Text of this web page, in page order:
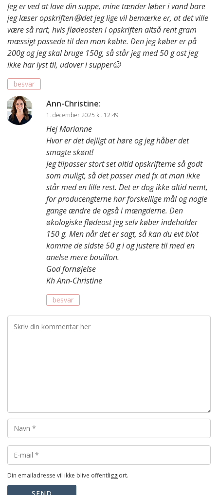
Jeg er ved at lave din suppe, mine tænder løber i vand bare
jeg læser opskriften😆det jeg lige vil bemærke er, at det ville
være så rart, hvis flødeosten i opskriften altså rent gram
mæssigt passede til den man købte. Den jeg køber er på
200g og jeg skal bruge 150g, så står jeg med 50 g ost jeg
ikke har lyst til, udover i supper🥴
besvar
Ann-Christine:
1. december 2025 kl. 12:49
Hej Marianne
Hvor er det dejligt at høre og jeg håber det
smagte skønt!
Jeg tilpasser stort set altid opskrifterne så godt
som muligt, så det passer med fx at man ikke
står med en lille rest. Det er dog ikke altid nemt,
for producengterne har forskellige mål og nogle
gange ændre de også i mængderne. Den
økologiske flødeost jeg selv køber indeholder
150 g. Men når det er sagt, så kan du evt blot
komme de sidste 50 g i og justere til med en
anelse mere bouillon.
God fornøjelse
Kh Ann-Christine
besvar
Din emailadresse vil ikke blive offentliggjort.
SEND